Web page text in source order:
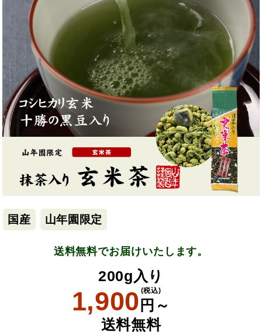
国産 山年園限定
送料無料でお届けいたします。
200g入り
1,900 円～
(税込)
送料無料